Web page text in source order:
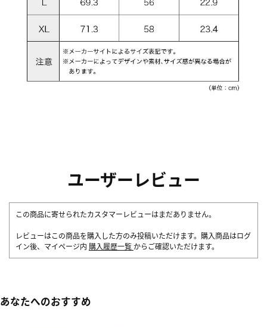
ユーザーレビュー
この商品に寄せられたカスタマーレビューはまだありません。
レビューはこの商品を購入した方のみ投稿いただけます。購入商品はログ
イン後、マイページ内 購入履歴一覧 からご確認いただけます。
あなたへのおすすめ